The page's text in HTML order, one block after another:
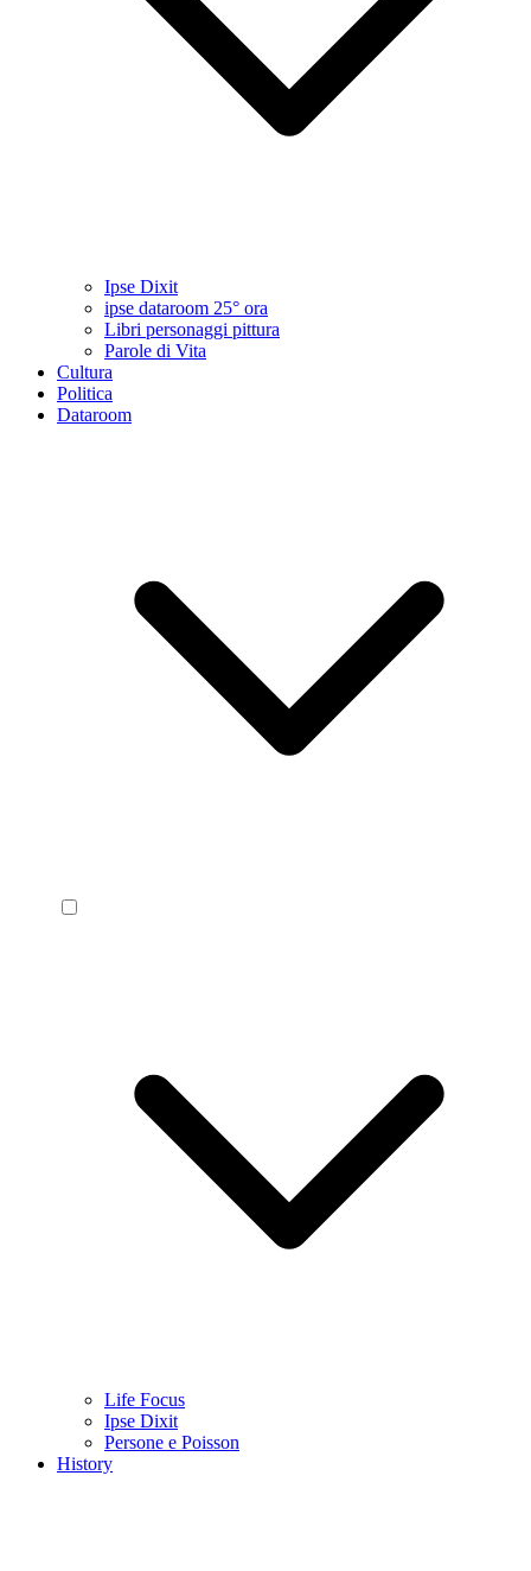
Ipse Dixit
ipse dataroom 25° ora
Libri personaggi pittura
Parole di Vita
Cultura
Politica
Dataroom
Life Focus
Ipse Dixit
Persone e Poisson
History